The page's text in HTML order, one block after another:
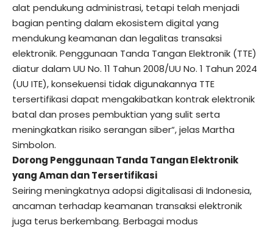
alat pendukung administrasi, tetapi telah menjadi
bagian penting dalam ekosistem digital yang
mendukung keamanan dan legalitas transaksi
elektronik. Penggunaan Tanda Tangan Elektronik (TTE)
diatur dalam UU No. 11 Tahun 2008/UU No. 1 Tahun 2024
(UU ITE), konsekuensi tidak digunakannya TTE
tersertifikasi dapat mengakibatkan kontrak elektronik
batal dan proses pembuktian yang sulit serta
meningkatkan risiko serangan siber“, jelas Martha
Simbolon.
Dorong Penggunaan Tanda Tangan Elektronik
yang Aman dan Tersertifikasi
Seiring meningkatnya adopsi digitalisasi di Indonesia,
ancaman terhadap keamanan transaksi elektronik
juga terus berkembang. Berbagai modus